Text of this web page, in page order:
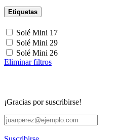
Etiquetas
Solé Mini 17
Solé Mini 29
Solé Mini 26
Eliminar filtros
¡Gracias por suscribirse!